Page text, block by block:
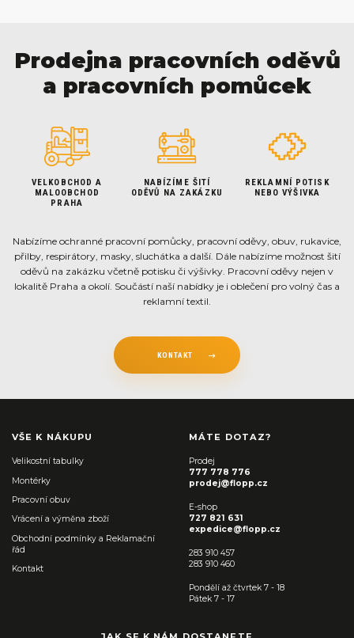
Prodejna pracovních oděvů
a pracovních pomůcek
VELKOBCHOD A
MALOOBCHOD
PRAHA
NABÍZÍME ŠITÍ
ODĚVŮ NA ZAKÁZKU
REKLAMNÍ POTISK
NEBO VÝŠIVKA
Nabízíme ochranné pracovní pomůcky, pracovní oděvy, obuv, rukavice,
přilby, respirátory, masky, sluchátka a další. Dále nabízíme možnost šití
oděvů na zakázku včetně potisku či výšivky. Pracovní oděvy nejen v
lokalitě Praha a okolí. Součástí naší nabídky je i oblečení pro volný čas a
reklamní textil.
KONTAKT
VŠE K NÁKUPU
Velikostní tabulky
Montérky
Pracovní obuv
Vrácení a výměna zboží
Obchodní podmínky a Reklamační
řád
Kontakt
MÁTE DOTAZ?
Prodej
777 778 776
prodej@flopp.cz
E-shop
727 821 631
expedice@flopp.cz
283 910 457
283 910 460
Pondělí až čtvrtek 7 - 18
Pátek 7 - 17